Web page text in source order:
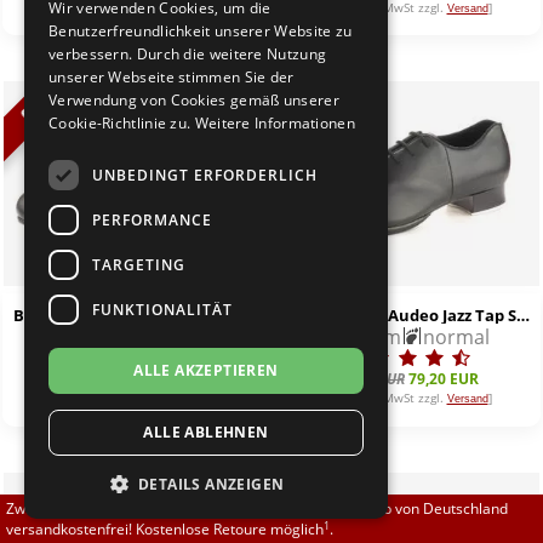
Brautschuhe
Sneaker
Untergrößen 33-35
Übergrößen 43-44
Flexerinas
Merlet
Nueva Epoca
Portdance
RayRose
Rummos
Rumpf
TopTanz
[inkl. 19% MwSt zzgl.Versand [inkl. 19% MwSt zzgl. Versand]
%
60,20 EUR
[inkl. 19% MwSt zzgl. ]
%
Bloch S0381L Audeo Jazz Tap Steppschuh
2,0 cm normal
88,00 EUR 79,20 EUR
[inkl. 19% MwSt zzgl. Versand]
Zwischen 70,00 EUR und 800,00 EUR liefern wir innerhalb von Deutschland
versandkostenfrei! Kostenlose Retoure möglich1.
Wir verwenden Cookies, um die
Benutzerfreundlichkeit unserer Website zu
verbessern. Durch die weitere Nutzung
unserer Webseite stimmen Sie der
Verwendung von Cookies gemäß unserer
Cookie-Richtlinie zu. Weitere Informationen
UNBEDINGT ERFORDERLICH
PERFORMANCE
TARGETING
FUNKTIONALITÄT
ALLE AKZEPTIEREN
ALLE ABLEHNEN
DETAILS ANZEIGEN